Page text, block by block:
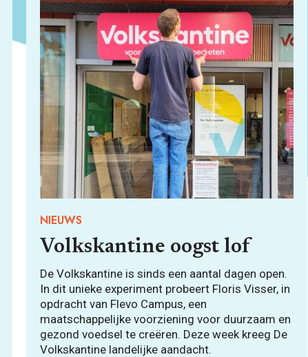
NIEUWS
Volkskantine oogst lof
De Volkskantine is sinds een aantal dagen open.
In dit unieke experiment probeert Floris Visser, in
opdracht van Flevo Campus, een
maatschappelijke voorziening voor duurzaam en
gezond voedsel te creëren. Deze week kreeg De
Volkskantine landelijke aandacht.